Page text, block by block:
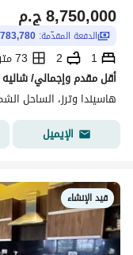
ج.م8,750,000
الدفعة المقدّمة: 3,783,780
1
2
73 متر مربع
هاسيندا وترز، الساحل
الإيميل
قيد الإنشاء